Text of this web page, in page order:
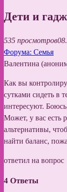
Дети и
535 просмотров
Форума: Семья
Валентина
Как вы
сутками сидеть в
интересуют.
Может, у вас есть
альтернативы,
найти баланс,
ответил на вопрос
4 Ответы